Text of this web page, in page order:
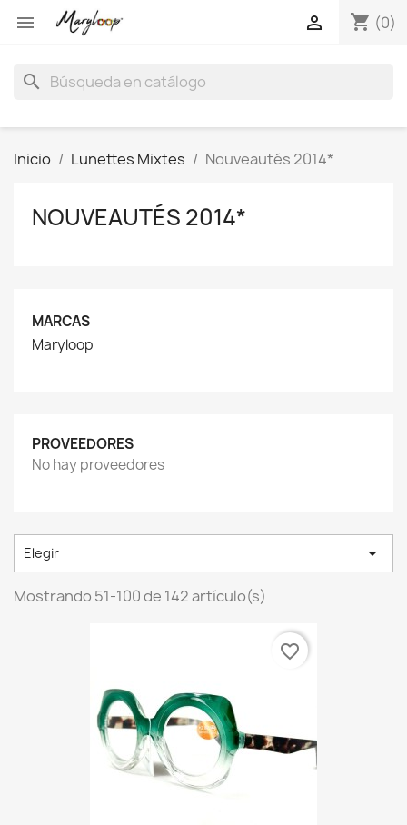
 shopping_cart (0)

search
Inicio Lunettes Mixtes Nouveautés 2014*
NOUVEAUTÉS 2014*
MARCAS
Maryloop
PROVEEDORES
No hay proveedores
Elegir 
Mostrando 51-100 de 142 artículo(s)
favorite_border